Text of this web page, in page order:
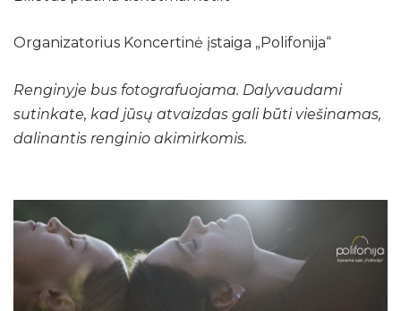
Organizatorius Koncertinė įstaiga „Polifonija“
Renginyje bus fotografuojama. Dalyvaudami
sutinkate, kad jūsų atvaizdas gali būti viešinamas,
dalinantis renginio akimirkomis.